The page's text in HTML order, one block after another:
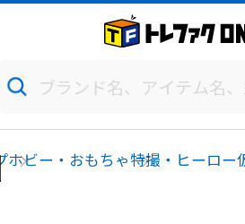
ホビー・おもちゃ特撮・ヒーロー